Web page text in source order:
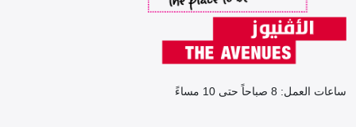
ساعات العمل: 8 صباحاً حتى 10 مساءً